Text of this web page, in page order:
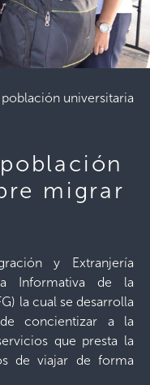
universitaria
migrar
y Extranjería
Informativa de la
la cual se desarrolla
concientizar a la
que presta la
de viajar de forma